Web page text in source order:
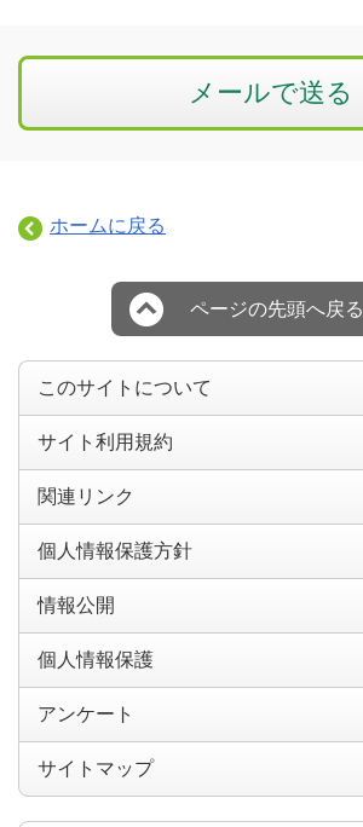
メールで送る
ホームに戻る
ページの先頭へ戻る
このサイトについて
サイト利用規約
関連リンク
個人情報保護方針
情報公開
個人情報保護
アンケート
サイトマップ